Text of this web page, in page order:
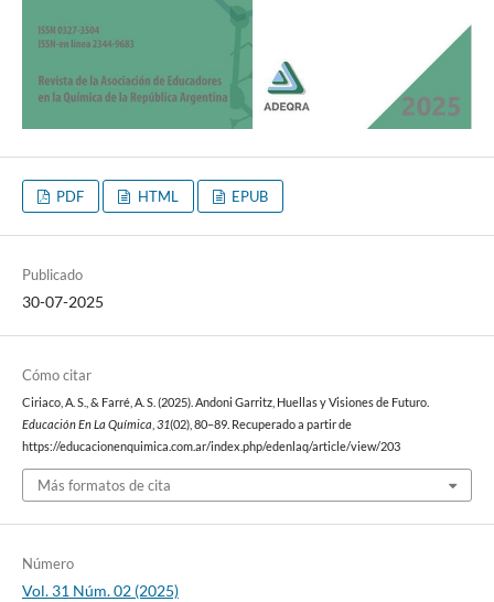
PDF HTML EPUB
Publicado
30-07-2025
Cómo citar
Ciriaco, A. S., & Farré, A. S. (2025). Andoni Garritz, Huellas y Visiones de Futuro.
Educación En La Química 31(02), 80–89. Recuperado a partir de
https://educacionenquimica.com.ar/index.php/edenlaq/article/view/203
Más formatos de cita
Número
Vol. 31 Núm. 02 (2025)